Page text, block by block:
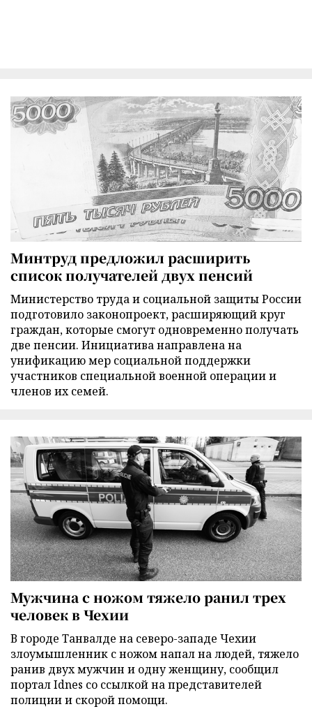
Минтруд предложил расширить
список получателей двух пенсий
Министерство труда и социальной защиты России
подготовило законопроект, расширяющий круг
граждан, которые смогут одновременно получать
две пенсии. Инициатива направлена на
унификацию мер социальной поддержки
участников специальной военной операции и
членов их семей.
Мужчина с ножом тяжело ранил трех
человек в Чехии
В городе Танвалде на северо-западе Чехии
злоумышленник с ножом напал на людей, тяжело
ранив двух мужчин и одну женщину, сообщил
портал Idnes со ссылкой на представителей
полиции и скорой помощи.